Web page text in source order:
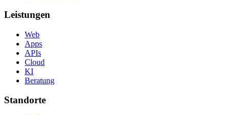
Leistungen
Web
Apps
APIs
Cloud
KI
Beratung
Standorte